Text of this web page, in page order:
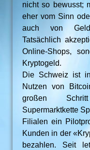
nicht so bewusst;
eher vom Sinn
auch von
Tatsächlich
Online-Shops,
Kryptogeld.
Die Schweiz ist
Nutzen von
großen
Supermarktkette
Filialen ein
Kunden in der
bezahlen. Seit